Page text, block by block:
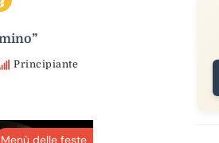
Principiante
Menù delle feste